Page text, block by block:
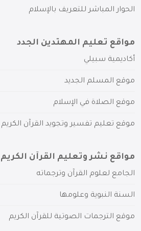
الحوار المباشر للتعريف بالإسلام
مواقع تعليم المهتدين الجدد
أكاديمية سبيلي
موقع المسلم الجديد
موقع الصلاة في الإسلام
موقع تعليم تفسير وتجويد القرآن الكريم
مواقع نشر وتعليم القرآن الكريم
الجامع لعلوم القرآن وترجماته
السنة النبوية وعلومها
موقع الترجمات الصوتية للقرآن الكريم